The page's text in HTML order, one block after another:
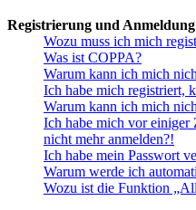
Registrierung und Anmeldung
Wozu muss ich mich
Was ist COPPA?
Warum kann ich mich
Ich habe mich registriert,
Warum kann ich mich
Ich habe mich vor einiger
nicht mehr anmelden?!
Ich habe mein Passwort
Warum werde ich
Wozu ist die Funktion